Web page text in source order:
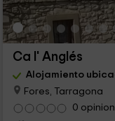
Ca l' Anglés
Alojamiento
Fores, Tarragona
0